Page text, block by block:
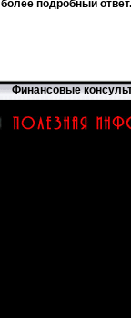
подробный ответ.
Финансовые